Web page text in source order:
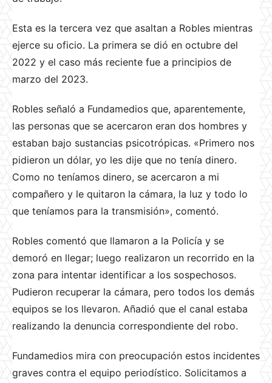
Esta es la tercera vez que asaltan a Robles mientras
ejerce su oficio. La primera se dió en octubre del
2022 y el caso más reciente fue a principios de
marzo del 2023.
Robles señaló a Fundamedios que, aparentemente,
las personas que se acercaron eran dos hombres y
estaban bajo sustancias psicotrópicas. «Primero nos
pidieron un dólar, yo les dije que no tenía dinero.
Como no teníamos dinero, se acercaron a mi
compañero y le quitaron la cámara, la luz y todo lo
que teníamos para la transmisión», comentó.
Robles comentó que llamaron a la Policía y se
demoró en llegar; luego realizaron un recorrido en la
zona para intentar identificar a los sospechosos.
Pudieron recuperar la cámara, pero todos los demás
equipos se los llevaron. Añadió que el canal estaba
realizando la denuncia correspondiente del robo.
Fundamedios mira con preocupación estos incidentes
graves contra el equipo periodístico. Solicitamos a